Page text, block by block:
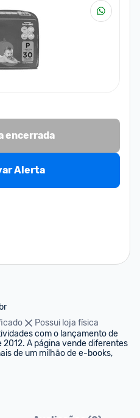
encerrada
Alerta
Possui loja física
com o lançamento de
A página vende diferentes
de um milhão de e-books,